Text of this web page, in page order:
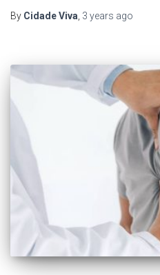
By Cidade Viva 3 years ago